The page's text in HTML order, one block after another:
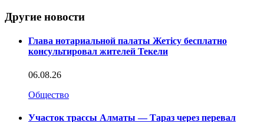
Другие новости
Глава нотариальной палаты Жетісу бесплатно
консультировал жителей Текели
06.08.26
Общество
Участок трассы Алматы — Тараз через перевал